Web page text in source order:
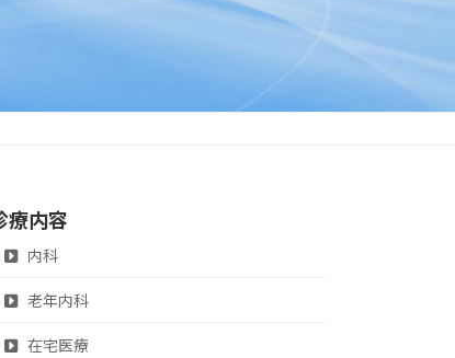
療内容
内科
老年内科
在宅医療